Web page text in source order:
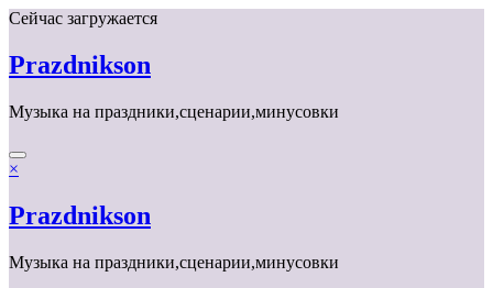
Перейти
содержимому
Сейчас загружается
Prazdnikson
Музыка на праздники,сценарии,минусовки
×
Prazdnikson
Музыка на праздники,сценарии,минусовки